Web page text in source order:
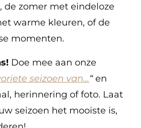
de zomer met eindeloze
warme kleuren, of de
momenten.
Doe mee aan onze
seizoen van…“en
herinnering of foto. Laat
seizoen het mooiste is,